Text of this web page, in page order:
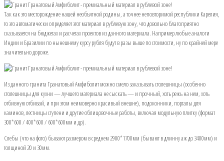
Так как это месторождение нашей необъятной родины, а точнее неповторимой республики Карелия,
то это автоматически определяет этот материал в рублевую зону, что довольно благоприятно
сказывается на бюджетах и расчетах проектов из данного материала. Например любые аналоги
Индии и Бразилии по нынешнему курсу рубля будут в разы выше по стоимости, ну по крайней мере
значительно дороже.
Из данного гранита Гранатовый Амфиболит можно смело заказывать столешницы (особенно
столешницы для кухни — лучшего материала не сыскать — и прочный, хоть режь на нем, хоть
отбивную отбивай, и при этом неимоверно красивый внешне), подоконники, порталы для
каминов, лестницы ступени и другие облицовочные работы, включая модульную плитку (формат
300*600 / 400*600 / 600*600мм и др).
Слебы (что на фото) бывают размером в среднем 2900*1700мм (бывают в длинну аж до 3400мм) и
толщиной 20 и 30мм.